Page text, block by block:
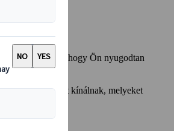
belépőjegyeit, hogy Ön nyugodtan
élményeket kínálnak, melyeket